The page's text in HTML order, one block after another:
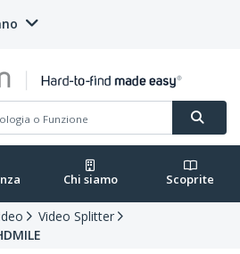
Chi siamo Scoprite
Video Splitter